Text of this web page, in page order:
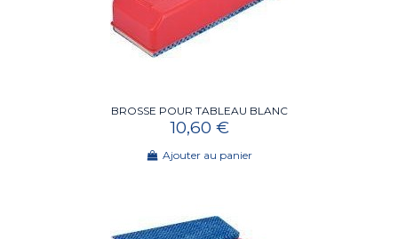
BROSSE POUR TABLEAU BLANC
10,60 €
Ajouter au panier